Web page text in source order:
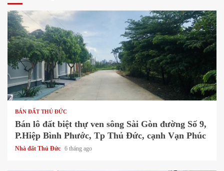
1 min read
BÁN ĐẤT THỦ ĐỨC
Bán lô đất biệt thự ven sông Sài Gòn đường Số 9,
P.Hiệp Bình Phước, Tp Thủ Đức, cạnh Vạn Phúc
Nhà đất Thủ Đức 6 tháng ago